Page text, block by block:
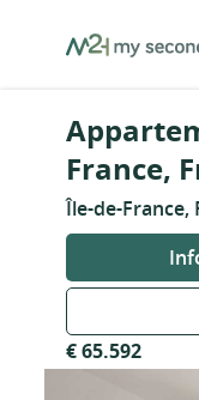
France,
Île-de-France,
€ 65.592